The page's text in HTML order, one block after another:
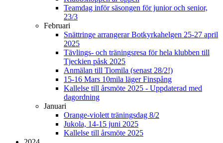
Teamdag inför säsongen för junior och senior,
23/3
Februari
Snättringe arrangerar Botkyrkahelgen 25-27 april
2025
Tävlings- och träningsresa för hela klubben till
Tjeckien påsk 2025
Anmälan till Tiomila (senast 28/2!)
15-16 Mars 10mila läger Finspång
Kallelse till årsmöte 2025 - Uppdaterad med
dagordning
Januari
Orange-violett träningsdag 8/2
Jukola, 14-15 juni 2025
Kallelse till årsmöte 2025